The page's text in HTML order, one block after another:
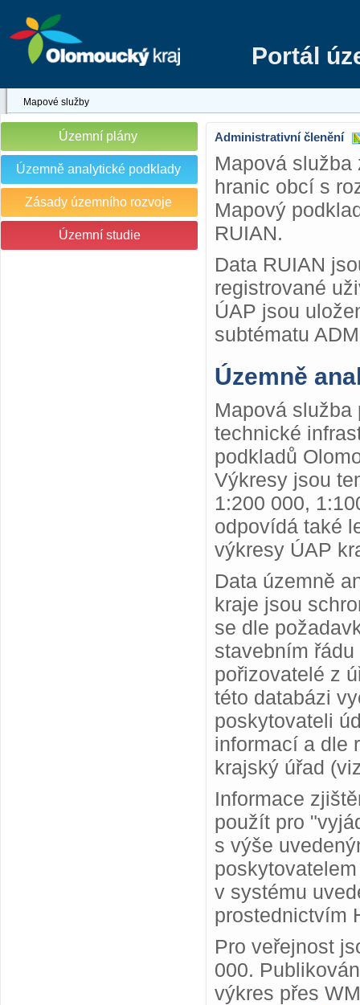
Portál
Mapové služby
Územní plány
Územně analytické podklady
Zásady územního rozvoje
Územní studie
Administrativní členění
Mapová
hranic obcí s
Mapový
RUIAN.
Data RUIAN
registrované
ÚAP jsou
subtématu
Územně
Mapová
technické
podkladů
Výkresy jsou
1:200 000,
odpovídá také
výkresy ÚAP
Data územně
kraje jsou
se dle
stavebním
pořizovatelé z
této databázi
poskytovateli
informací a dle
krajský úřad
Informace
použít pro
s výše
v systému
prostednictvím
Pro veřejnost
000.
výkres přes